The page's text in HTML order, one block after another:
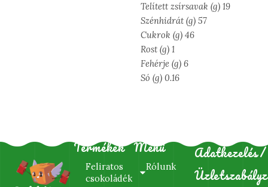
Telített zsírsavak (g) 19
Szénhidrát (g) 57
Cukrok (g) 46
Rost (g) 1
Fehérje (g) 6
Só (g) 0.16
Termékek
Feliratos
csokoládék
Menü
Rólunk
Adatkezelés/